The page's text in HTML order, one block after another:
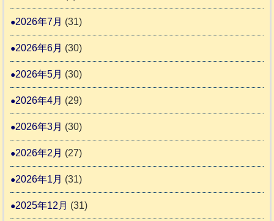
告
か
す
度
本
物
推
2026年7月 (31)
2026年6月 (30)
2026年5月 (30)
2026年4月 (29)
2026年3月 (30)
2026年2月 (27)
2026年1月 (31)
2025年12月 (31)